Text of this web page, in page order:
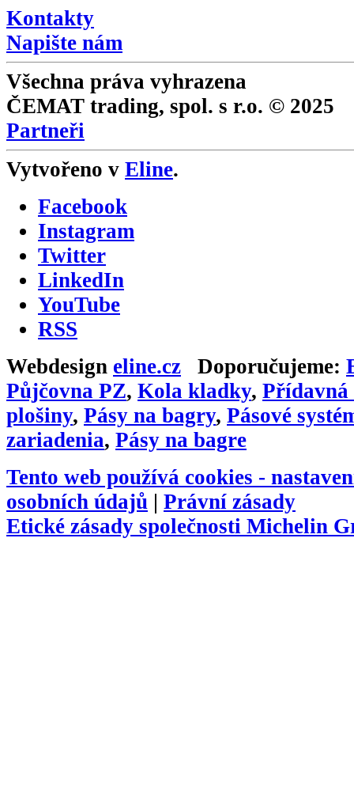
Kontakty
Napište nám
Všechna práva vyhrazena
ČEMAT trading, spol. s r.o. © 2025
Partneři
Vytvořeno v Eline.
Facebook
Instagram
Twitter
LinkedIn
YouTube
RSS
Webdesign eline.cz Doporučujeme:
Půjčovna PZ, Kola kladky, Přídavná
plošiny, Pásy na bagry, Pásové
zariadenia, Pásy na bagre
Tento web používá cookies -
osobních údajů | Právní zásady
Etické zásady společnosti Michelin